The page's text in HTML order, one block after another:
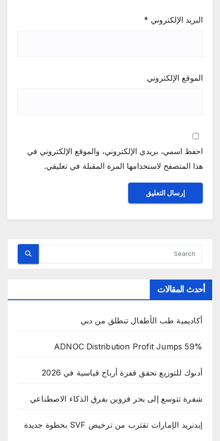
البريد الإلكتروني *
الموقع الإلكتروني
احفظ اسمي، بريدي الإلكتروني، والموقع الإلكتروني في
هذا المتصفح لاستخدامها المرة المقبلة في تعليقي.
أحدث المقالات
أكاديمية طب الأطفال تنطلق من دبي
ADNOC Distribution Profit Jumps 59%
أدنوك للتوزيع تحقق قفزة أرباح قياسية في 2026
شفرة تتوسع إلى بحر قزوين بفرق الذكاء الاصطناعي
إيدنريد الإمارات تقترب من ترخيص SVF بخطوة جديدة